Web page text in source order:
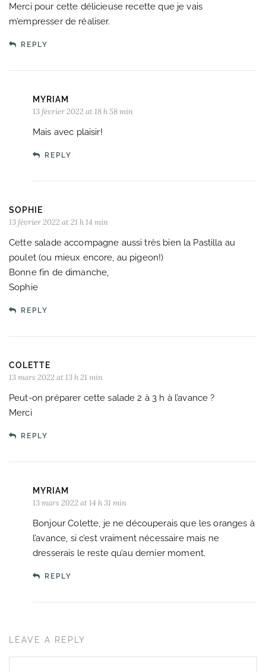
Merci pour cette délicieuse recette que je vais
m’empresser de réaliser.
REPLY
MYRIAM
13 février 2022 at 18 h 58 min
Mais avec plaisir!
REPLY
SOPHIE
13 février 2022 at 21 h 14 min
Cette salade accompagne aussi très bien la Pastilla au
poulet (ou mieux encore, au pigeon!)
Bonne fin de dimanche,
Sophie
REPLY
COLETTE
13 mars 2022 at 13 h 21 min
Peut-on préparer cette salade 2 à 3 h à l’avance ?
Merci
REPLY
MYRIAM
13 mars 2022 at 14 h 31 min
Bonjour Colette, je ne découperais que les oranges à
l’avance, si c’est vraiment nécessaire mais ne
dresserais le reste qu’au dernier moment.
REPLY
LEAVE A REPLY